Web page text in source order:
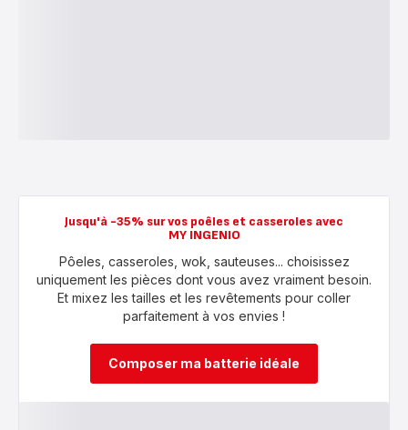
Jusqu'à -35% sur vos poêles et casseroles avec
MY INGENIO
Pôeles, casseroles, wok, sauteuses... choisissez
uniquement les pièces dont vous avez vraiment besoin.
Et mixez les tailles et les revêtements pour coller
parfaitement à vos envies !
Composer ma batterie idéale